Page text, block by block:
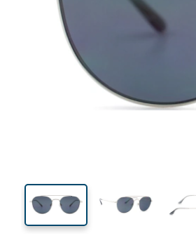
44 mm
Высота линзы